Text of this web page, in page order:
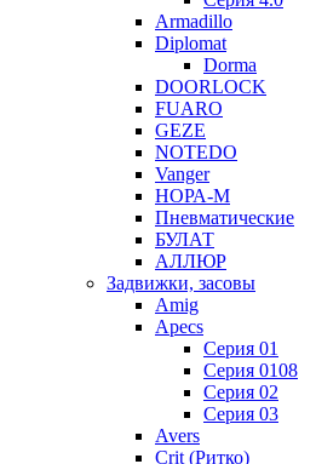
Armadillo
Diplomat
Dorma
DOORLOCK
FUARO
GEZE
NOTEDO
Vanger
НОРА-М
Пневматические
БУЛАТ
АЛЛЮР
Задвижки, засовы
Amig
Apecs
Серия 01
Серия 0108
Серия 02
Серия 03
Avers
Crit (Ритко)